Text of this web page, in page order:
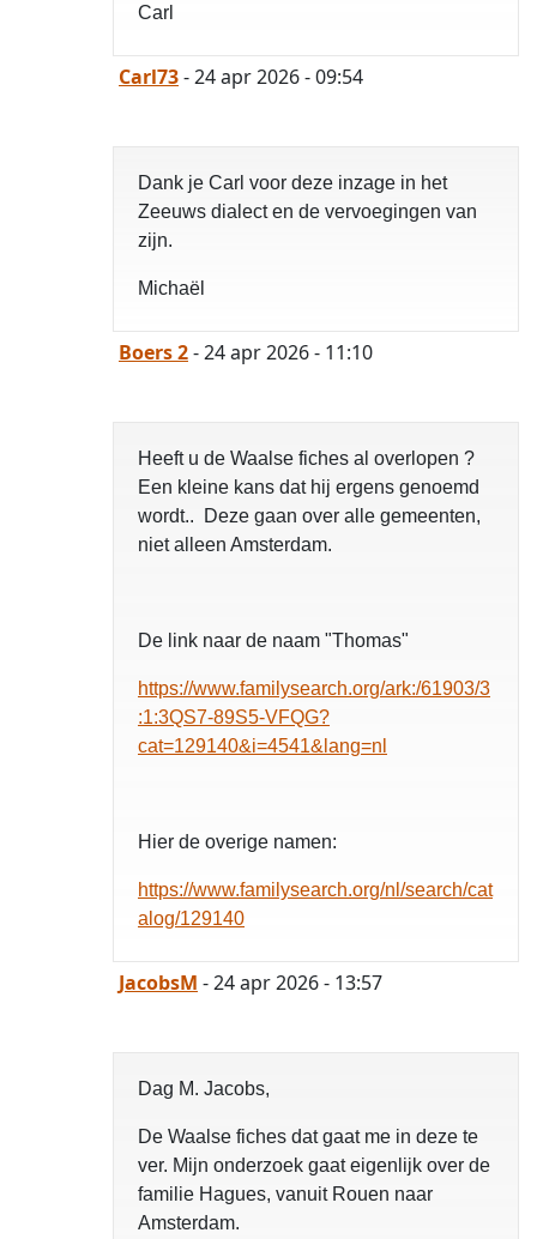
Carl
Carl73- 24 apr 2026 - 09:54
Dank je Carl voor deze inzage in het
Zeeuws dialect en de vervoegingen van
zijn.
Michaël
Boers 2- 24 apr 2026 - 11:10
Heeft u de Waalse fiches al overlopen ?
Een kleine kans dat hij ergens genoemd
wordt.. Deze gaan over alle gemeenten,
niet alleen Amsterdam.
De link naar de naam "Thomas"
https://www.familysearch.org/ark:/61903/3
:1:3QS7-89S5-VFQG?
cat=129140&i=4541&lang=nl
Hier de overige namen:
https://www.familysearch.org/nl/search/cat
alog/129140
JacobsM - 24 apr 2026 - 13:57
Dag M. Jacobs,
De Waalse fiches dat gaat me in deze te
ver. Mijn onderzoek gaat eigenlijk over de
familie Hagues, vanuit Rouen naar
Amsterdam.